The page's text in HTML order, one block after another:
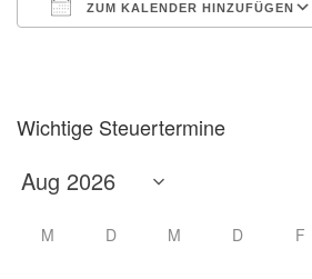
ZUM KALENDER HINZUFÜGEN
Wichtige Steuertermine
M D M D F